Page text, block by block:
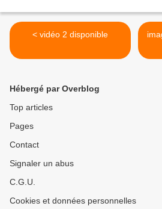
< vidéo 2 disponible
Hébergé par Overblog
Top articles
Pages
Contact
Signaler un abus
C.G.U.
Cookies et données personnelles